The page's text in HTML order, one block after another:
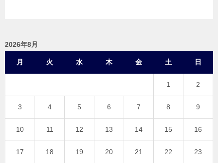
2026年8月
月 火 水 木 金 土 日
1 2
3 4 5 6 7 8 9
10 11 12 13 14 15 16
17 18 19 20 21 22 23